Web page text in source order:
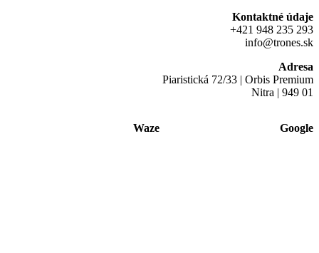
Kontaktné údaje
+421 948 235 293
info@trones.sk
Adresa
Piaristická 72/33 | Orbis Premium
Nitra | 949 01
Waze Google